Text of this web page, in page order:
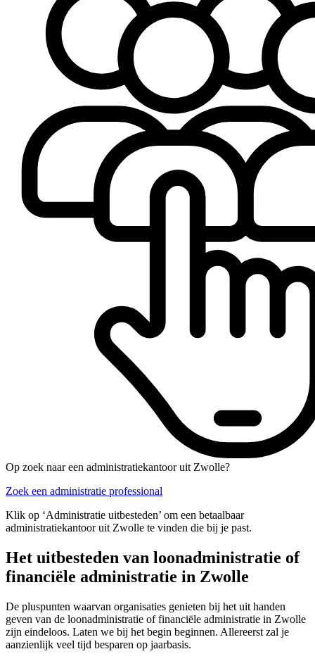
Op zoek naar een administratiekantoor uit Zwolle?
Zoek een administratie professional
Klik op ‘Administratie uitbesteden’ om een betaalbaar
administratiekantoor uit Zwolle te vinden die bij je past.
Het uitbesteden van loonadministratie of
financiële administratie in Zwolle
De pluspunten waarvan organisaties genieten bij het uit handen
geven van de loonadministratie of financiële administratie in Zwolle
zijn eindeloos. Laten we bij het begin beginnen. Allereerst zal je
aanzienlijk veel tijd besparen op jaarbasis.